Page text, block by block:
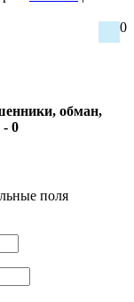
0
обман,
- 0
поля